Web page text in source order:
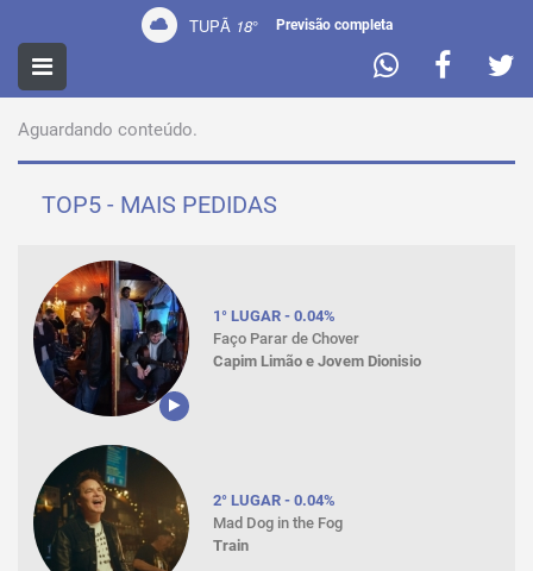
TUPÃ 18° Previsão completa
PROMOÇÕES
Aguardando conteúdo.
TOP5 - MAIS PEDIDAS
1° LUGAR - 0.04%
Faço Parar de Chover
Capim Limão e Jovem Dionisio
2° LUGAR - 0.04%
Mad Dog in the Fog
Train